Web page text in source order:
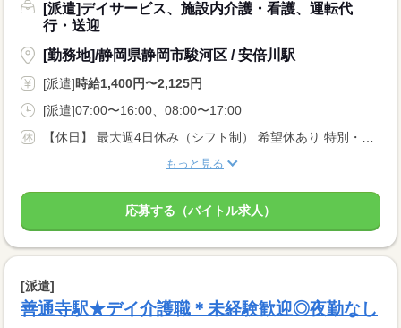
[派遣]デイサービス、施設内介護・看護、運転代
行・送迎
[勤務地]/静岡県静岡市駿河区 / 安倍川駅
[派遣]時給1,400円〜2,125円
[派遣]07:00〜16:00、08:00〜17:00
【休日】 最大週4日休み（シフト制） 希望休あり 特別・有給休暇あり
もっと見る
応募する（バイトル求人）
[派遣]
善通寺駅★デイ介護職＊未経験歓迎◎夜勤なし